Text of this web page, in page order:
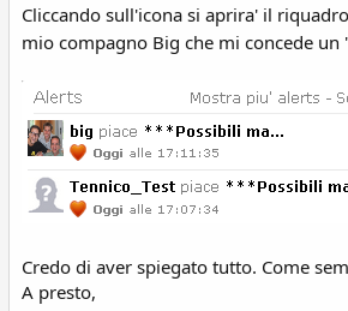
Cliccando sull'icona si aprira' il
mio compagno Big che mi concede un
Credo di aver spiegato tutto. Come
A presto,